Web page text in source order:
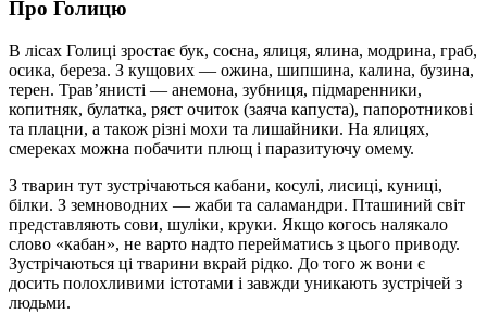
Про Голицю
В лісах Голиці зростає бук, сосна, ялиця, ялина, модрина, граб,
осика, береза. З кущових — ожина, шипшина, калина, бузина,
терен. Трав’янисті — анемона, зубниця, підмаренники,
копитняк, булатка, ряст очиток (заяча капуста), папоротникові
та плацни, а також різні мохи та лишайники. На ялицях,
смереках можна побачити плющ і паразитуючу омему.
З тварин тут зустрічаються кабани, косулі, лисиці, куниці,
білки. З земноводних — жаби та саламандри. Пташиний світ
представляють сови, шуліки, круки. Якщо когось налякало
слово «кабан», не варто надто перейматись з цього приводу.
Зустрічаються ці тварини вкрай рідко. До того ж вони є
досить полохливими істотами і завжди уникають зустрічей з
людьми.